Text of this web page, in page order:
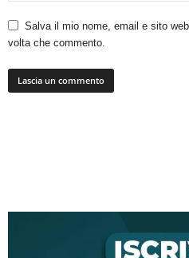
Salva il mio nome, email e sito
volta che commento.